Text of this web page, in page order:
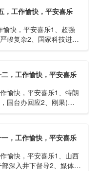
，工作愉快，平安喜乐
快，平安喜乐1、超强
峻复杂2、国家科技进步
，工作愉快，平安喜乐
愉快，平安喜乐1、特朗
国台办回应2、刚果(金)
，工作愉快，平安喜乐
愉快，平安喜乐1、山西
深入井下督导2、媒体：